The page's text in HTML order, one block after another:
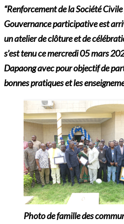
“Renforcement de la Société
Gouvernance participative est
un atelier de clôture et de
s’est tenu ce mercredi 05 mars
Dapaong avec pour objectif de
bonnes pratiques et les
Photo de famille des